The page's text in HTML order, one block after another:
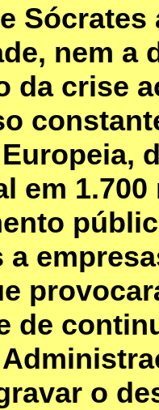
nem a
da crise
em
de
o